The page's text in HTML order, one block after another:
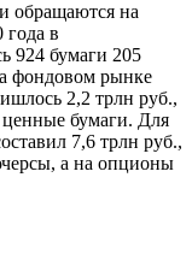
обращаются на
в
924 бумаги 205
фондовом рынке
2,2 трлн руб.,
бумаги. Для
7,6 трлн руб.,
а на опционы